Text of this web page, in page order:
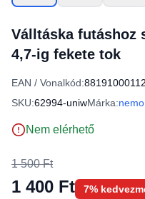
Válltáska futáshoz
4,7-ig fekete tok
EAN / Vonalkód:
SKU:62994-uniwMárka:nemo
Nem elérhető
1 500 Ft
1 400 Ft 7%